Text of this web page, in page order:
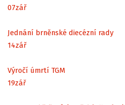
07zář
Jednání brněnské diecézní rady
14zář
Výročí úmrtí TGM
19zář